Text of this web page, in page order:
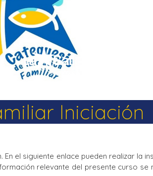
Iniciación
el siguiente enlace pueden realizar la
relevante del presente curso se